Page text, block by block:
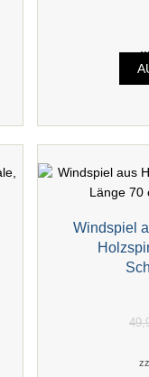
Windspiel